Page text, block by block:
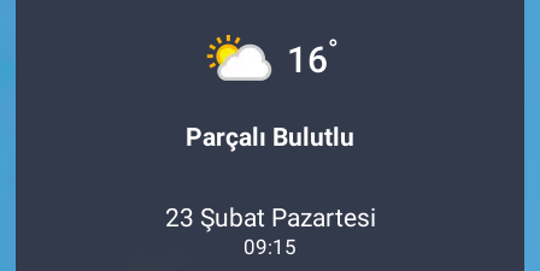
16°
Parçalı Bulutlu
23 Şubat Pazartesi
09:15